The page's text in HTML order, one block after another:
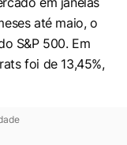
até maio, o
S&P 500. Em
foi de 13,45%,